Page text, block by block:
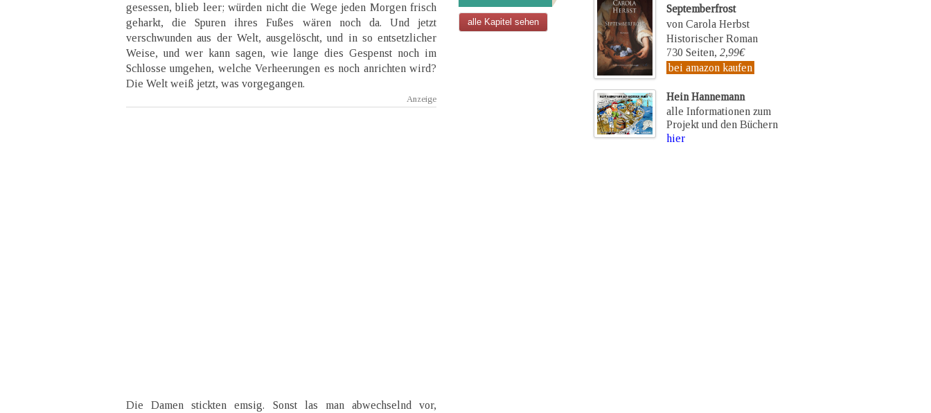
gesessen, blieb leer; würden nicht die Wege jeden Morgen frisch
geharkt, die Spuren ihres Fußes wären noch da. Und jetzt
verschwunden aus der Welt, ausgelöscht, und in so entsetzlicher
Weise, und wer kann sagen, wie lange dies Gespenst noch im
Schlosse umgehen, welche Verheerungen es noch anrichten wird?
Die Welt weiß jetzt, was vorgegangen.
Die Damen stickten emsig. Sonst las man abwechselnd vor,
alle Kapitel sehen
Septemberfrost
von Carola Herbst
Historischer Roman
730 Seiten, 2,99€
bei amazon kaufen
Hein Hannemann
alle Informationen zum
Projekt und den Büchern
hier